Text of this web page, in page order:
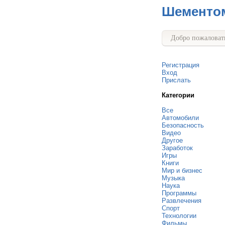
Добро
Регистрация
Вход
Прислать
Категории
Все
Автомобили
Безопасность
Видео
Другое
Заработок
Игры
Книги
Мир и бизнес
Музыка
Наука
Программы
Развлечения
Спорт
Технологии
Фильмы